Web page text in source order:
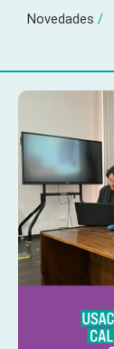
Novedades /